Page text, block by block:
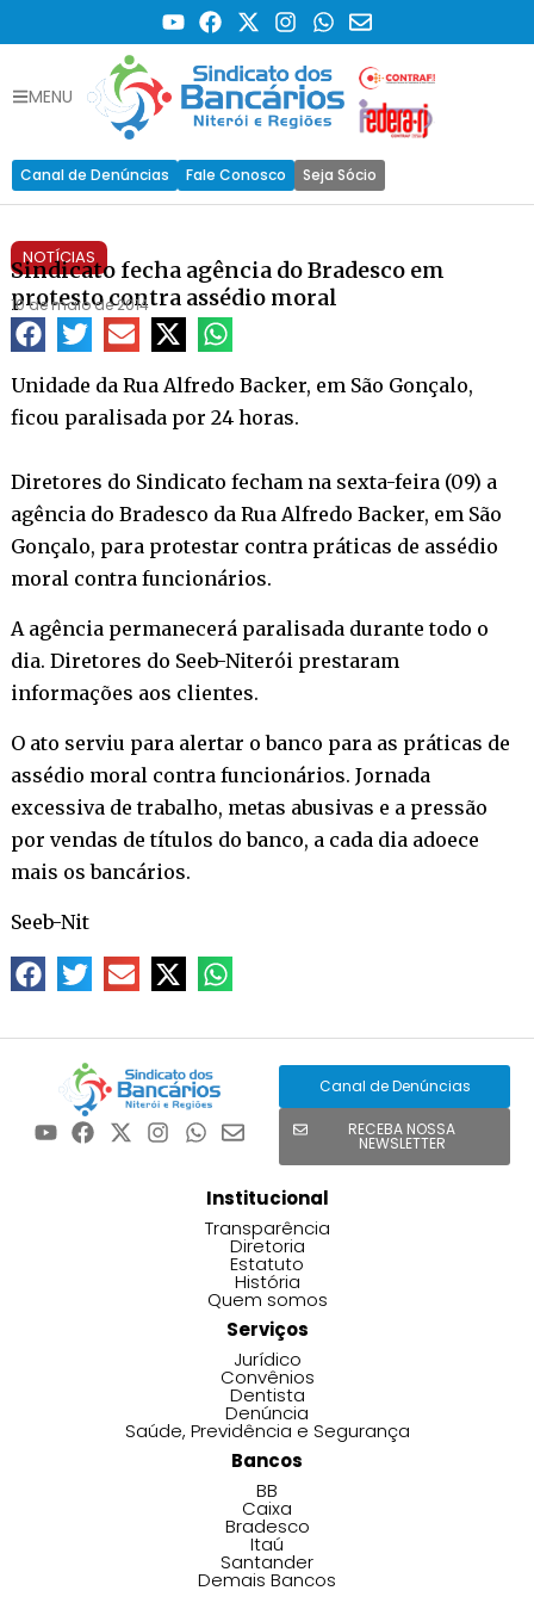
MENU
Canal de Denúncias Fale Conosco Seja Sócio
NOTÍCIAS
Sindicato fecha agência do Bradesco em
protesto contra assédio moral
10 de maio de 2014
Unidade da Rua Alfredo Backer, em São Gonçalo,
ficou paralisada por 24 horas.
Diretores do Sindicato fecham na sexta-feira (09) a
agência do Bradesco da Rua Alfredo Backer, em São
Gonçalo, para protestar contra práticas de assédio
moral contra funcionários.
A agência permanecerá paralisada durante todo o
dia. Diretores do Seeb-Niterói prestaram
informações aos clientes.
O ato serviu para alertar o banco para as práticas de
assédio moral contra funcionários. Jornada
excessiva de trabalho, metas abusivas e a pressão
por vendas de títulos do banco, a cada dia adoece
mais os bancários.
Seeb-Nit
Canal de Denúncias
RECEBA NOSSA
NEWSLETTER
Institucional
Transparência
Diretoria
Estatuto
História
Quem somos
Serviços
Jurídico
Convênios
Dentista
Denúncia
Saúde, Previdência e Segurança
Bancos
BB
Caixa
Bradesco
Itaú
Santander
Demais Bancos